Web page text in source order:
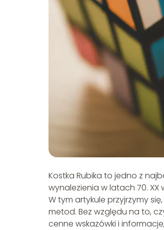
Kostka Rubika to jedno z
wynalezienia w latach 70.
W tym artykule przyjrzymy
metod. Bez względu na to,
cenne wskazówki i